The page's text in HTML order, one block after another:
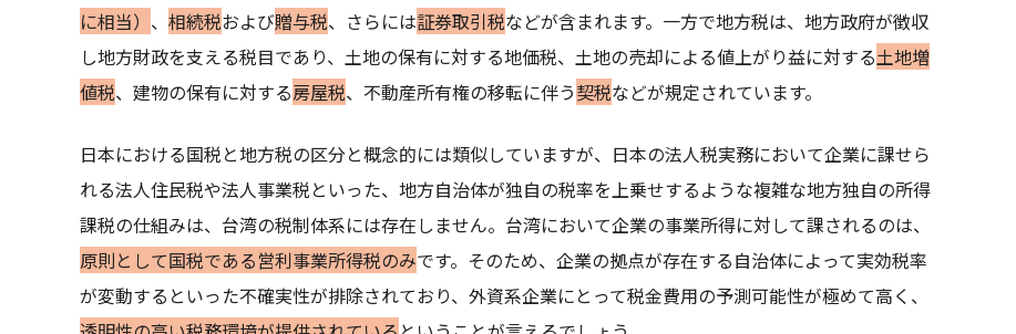
に相当） 、 相続税および贈与税、さらには証券取引税などが含まれます。一方で地方税は、地方政府が徴収
し地方財政を支える税目であり、土地の保有に対する地価税、土地の売却による値上がり益に対する土地増
値税、建物の保有に対する房屋税、不動産所有権の移転に伴う契税などが規定されています。
日本における国税と地方税の区分と概念的には類似していますが、日本の法人税実務において企業に課せら
れる法人住民税や法人事業税といった、地方自治体が独自の税率を上乗せするような複雑な地方独自の所得
課税の仕組みは、台湾の税制体系には存在しません。台湾において企業の事業所得に対して課されるのは、
原則として国税である営利事業所得税のみです。そのため、企業の拠点が存在する自治体によって実効税率
が変動するといった不確実性が排除されており、外資系企業にとって税金費用の予測可能性が極めて高く、